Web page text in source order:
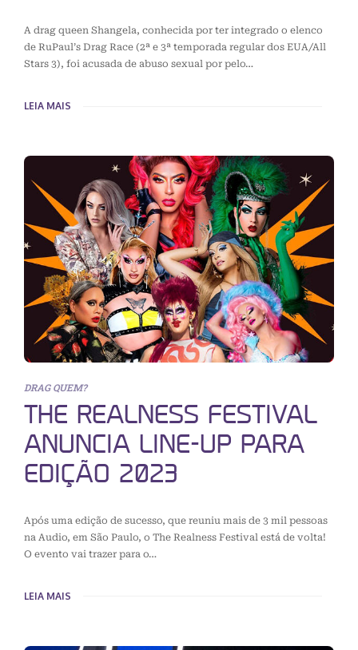
A drag queen Shangela, conhecida por ter integrado o elenco
de RuPaul’s Drag Race (2ª e 3ª temporada regular dos EUA/All
Stars 3), foi acusada de abuso sexual por pelo…
LEIA MAIS
DRAG QUEM?
THE REALNESS FESTIVAL
ANUNCIA LINE-UP PARA
EDIÇÃO 2023
Após uma edição de sucesso, que reuniu mais de 3 mil pessoas
na Audio, em São Paulo, o The Realness Festival está de volta!
O evento vai trazer para o…
LEIA MAIS